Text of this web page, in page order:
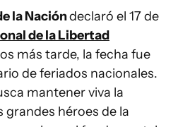
la Nacióndeclaró el 17 de
de la Libertad
más tarde, la fecha fue
de feriados nacionales.
mantener viva la
grandes héroes de la